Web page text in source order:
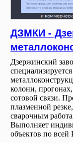
ДЗМКИ -
Дзержинский
колонн,
сотовой связи.
плазменной
сварочным
Выполняет
объектов по всей